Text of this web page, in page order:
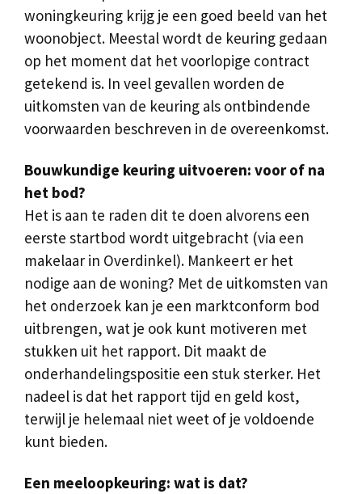
woningkeuring krijg je een goed beeld van het
woonobject. Meestal wordt de keuring gedaan
op het moment dat het voorlopige contract
getekend is. In veel gevallen worden de
uitkomsten van de keuring als ontbindende
voorwaarden beschreven in de overeenkomst.
Bouwkundige keuring uitvoeren: voor of na
het bod?
Het is aan te raden dit te doen alvorens een
eerste startbod wordt uitgebracht (via een
makelaar in Overdinkel). Mankeert er het
nodige aan de woning? Met de uitkomsten van
het onderzoek kan je een marktconform bod
uitbrengen, wat je ook kunt motiveren met
stukken uit het rapport. Dit maakt de
onderhandelingspositie een stuk sterker. Het
nadeel is dat het rapport tijd en geld kost,
terwijl je helemaal niet weet of je voldoende
kunt bieden.
Een meeloopkeuring: wat is dat?